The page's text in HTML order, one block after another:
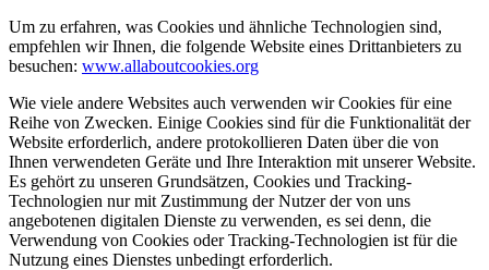
Um zu erfahren, was Cookies und ähnliche Technologien sind,
empfehlen wir Ihnen, die folgende Website eines Drittanbieters zu
besuchen: www.allaboutcookies.org
Wie viele andere Websites auch verwenden wir Cookies für eine
Reihe von Zwecken. Einige Cookies sind für die Funktionalität der
Website erforderlich, andere protokollieren Daten über die von
Ihnen verwendeten Geräte und Ihre Interaktion mit unserer Website.
Es gehört zu unseren Grundsätzen, Cookies und Tracking-
Technologien nur mit Zustimmung der Nutzer der von uns
angebotenen digitalen Dienste zu verwenden, es sei denn, die
Verwendung von Cookies oder Tracking-Technologien ist für die
Nutzung eines Dienstes unbedingt erforderlich.